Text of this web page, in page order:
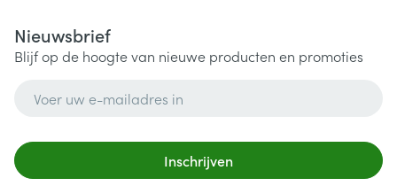
Nieuwsbrief
Blijf op de hoogte van nieuwe producten en promoties
Inschrijven